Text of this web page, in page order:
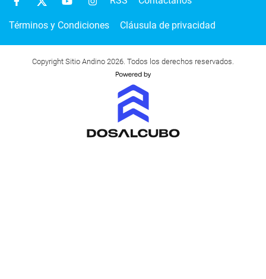
Términos y Condiciones Cláusula de privacidad
Copyright Sitio Andino 2026. Todos los derechos reservados.